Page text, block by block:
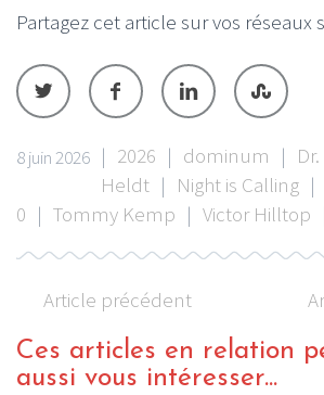
Partagez cet article sur vos réseaux
8 juin 2026 | 2026 | dominum |
Heldt | Night is Calling |
0 | Tommy Kemp | Victor Hilltop
Article précédent
Ces articles en relation
aussi vous intéresser...